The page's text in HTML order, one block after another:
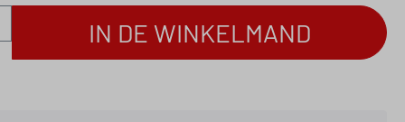
Voer de gewenste
IN DE WINKELMAND